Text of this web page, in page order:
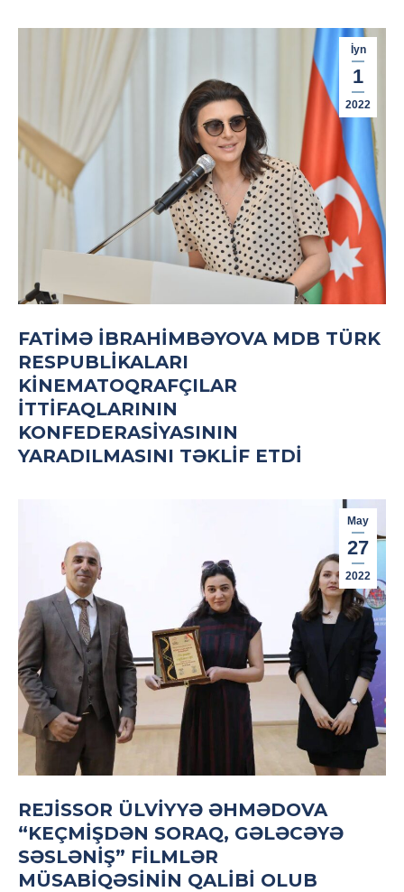
İyn
1
2022
FATIMƏ İBRAHIMBƏYOVA MDB TÜRK
RESPUBLIKALARI
KINEMATOQRAFÇILAR
İTTIFAQLARININ
KONFEDERASIYASININ
YARADILMASINI TƏKLIF ETDI
May
27
2022
REJISSOR ÜLVIYYƏ ƏHMƏDOVA
“KEÇMIŞDƏN SORAQ, GƏLƏCƏYƏ
SƏSLƏNIŞ” FILMLƏR
MÜSABIQƏSININ QALIBI OLUB